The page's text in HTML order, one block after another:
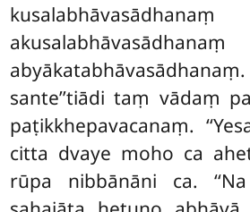
kusalabhāvasādhanaṃ
akusalabhāvasādhanaṃ
sante’’tiādi taṃ vādaṃ
paṭikkhepavacanaṃ.
citta dvaye moho ca
rūpa nibbānāni ca. ‘‘Na